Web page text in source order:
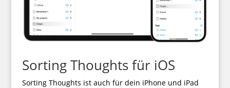
Sorting Thoughts für iOS
Sorting Thoughts ist auch für dein iPhone und iPad